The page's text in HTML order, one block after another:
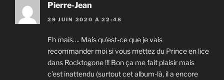
Pierre-Jean
29 JUIN 2020 À 22:48
Eh mais…. Mais qu’est-ce que je vais
recommander moi si vous mettez du Prince en lice
dans Rocktogone !!! Bon ça me fait plaisir mais
c’est inattendu (surtout cet album-là, il a encore